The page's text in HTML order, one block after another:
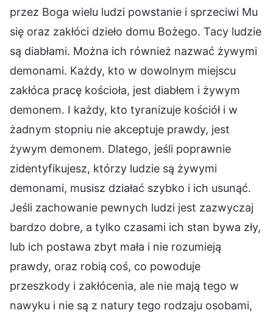
przez Boga wielu ludzi powstanie i sprzeciwi Mu
się oraz zakłóci dzieło domu Bożego. Tacy ludzie
są diabłami. Można ich również nazwać żywymi
demonami. Każdy, kto w dowolnym miejscu
zakłóca pracę kościoła, jest diabłem i żywym
demonem. I każdy, kto tyranizuje kościół i w
żadnym stopniu nie akceptuje prawdy, jest
żywym demonem. Dlatego, jeśli poprawnie
zidentyfikujesz, którzy ludzie są żywymi
demonami, musisz działać szybko i ich usunąć.
Jeśli zachowanie pewnych ludzi jest zazwyczaj
bardzo dobre, a tylko czasami ich stan bywa zły,
lub ich postawa zbyt mała i nie rozumieją
prawdy, oraz robią coś, co powoduje
przeszkody i zakłócenia, ale nie mają tego w
nawyku i nie są z natury tego rodzaju osobami,